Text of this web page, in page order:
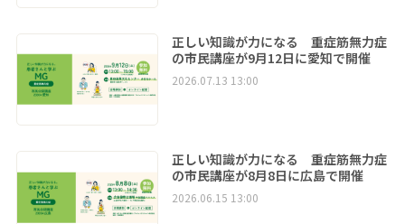
正しい知識が力になる 重症筋無力症
の市民講座が9月12日に愛知で開催
2026.07.13 13:00
正しい知識が力になる 重症筋無力症
の市民講座が8月8日に広島で開催
2026.06.15 13:00